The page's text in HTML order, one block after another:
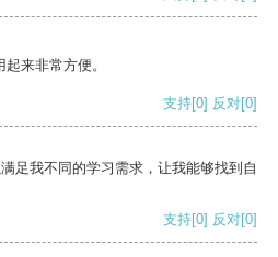
来非常方便。
支持[0] 反对[0]
足我不同的学习需求，让我能够找到自
支持[0] 反对[0]